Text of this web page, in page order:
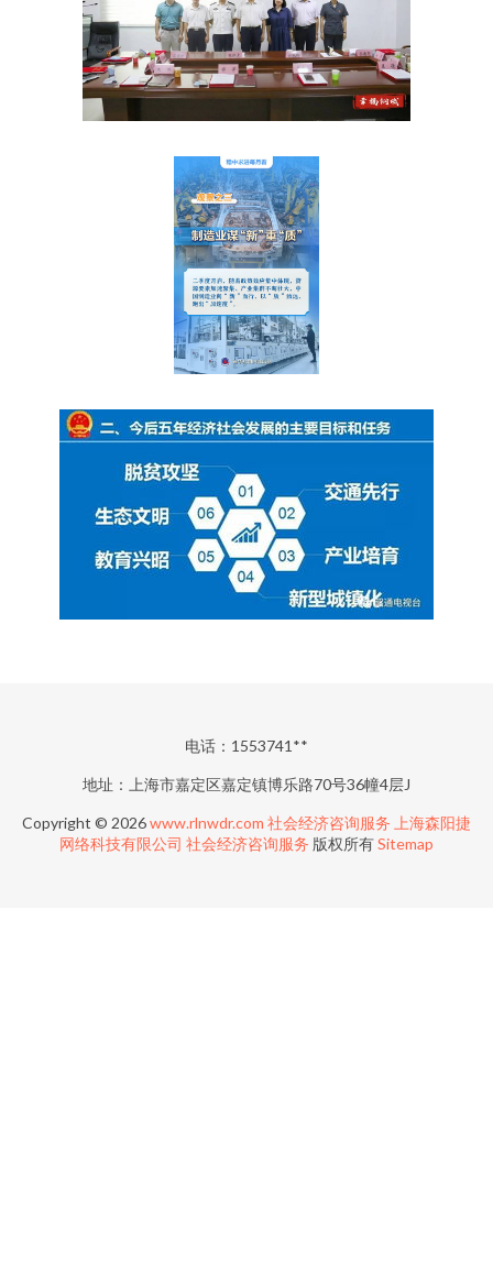
电话：1553741**
地址：上海市嘉定区嘉定镇博乐路70号36幢4层J
Copyright © 2026www.rlnwdr.com 社会经济咨询服务 上海森阳捷
网络科技有限公司 社会经济咨询服务 版权所有Sitemap